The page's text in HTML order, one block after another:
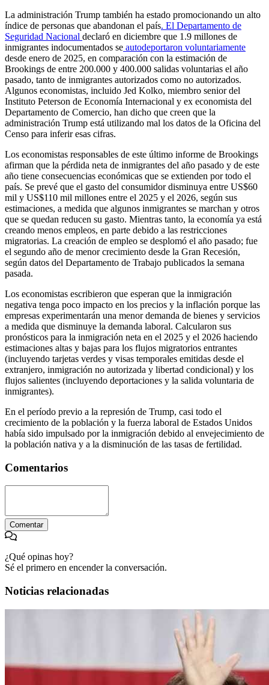
La administración Trump también ha estado promocionando un alto
índice de personas que abandonan el país. El Departamento de
Seguridad Nacional declaró en diciembre que 1.9 millones de
inmigrantes indocumentados se autodeportaron voluntariamente
desde enero de 2025, en comparación con la estimación de
Brookings de entre 200.000 y 400.000 salidas voluntarias el año
pasado, tanto de inmigrantes autorizados como no autorizados.
Algunos economistas, incluido Jed Kolko, miembro senior del
Instituto Peterson de Economía Internacional y ex economista del
Departamento de Comercio, han dicho que creen que la
administración Trump está utilizando mal los datos de la Oficina del
Censo para inferir esas cifras.
Los economistas responsables de este último informe de Brookings
afirman que la pérdida neta de inmigrantes del año pasado y de este
año tiene consecuencias económicas que se extienden por todo el
país. Se prevé que el gasto del consumidor disminuya entre US$60
mil y US$110 mil millones entre el 2025 y el 2026, según sus
estimaciones, a medida que algunos inmigrantes se marchan y otros
que se quedan reducen su gasto. Mientras tanto, la economía ya está
creando menos empleos, en parte debido a las restricciones
migratorias. La creación de empleo se desplomó el año pasado; fue
el segundo año de menor crecimiento desde la Gran Recesión,
según datos del Departamento de Trabajo publicados la semana
pasada.
Los economistas escribieron que esperan que la inmigración
negativa tenga poco impacto en los precios y la inflación porque las
empresas experimentarán una menor demanda de bienes y servicios
a medida que disminuye la demanda laboral. Calcularon sus
pronósticos para la inmigración neta en el 2025 y el 2026 haciendo
estimaciones altas y bajas para los flujos migratorios entrantes
(incluyendo tarjetas verdes y visas temporales emitidas desde el
extranjero, inmigración no autorizada y libertad condicional) y los
flujos salientes (incluyendo deportaciones y la salida voluntaria de
inmigrantes).
En el período previo a la represión de Trump, casi todo el
crecimiento de la población y la fuerza laboral de Estados Unidos
había sido impulsado por la inmigración debido al envejecimiento de
la población nativa y a la disminución de las tasas de fertilidad.
Comentarios
Comentar
¿Qué opinas hoy?
Sé el primero en encender la conversación.
Noticias relacionadas